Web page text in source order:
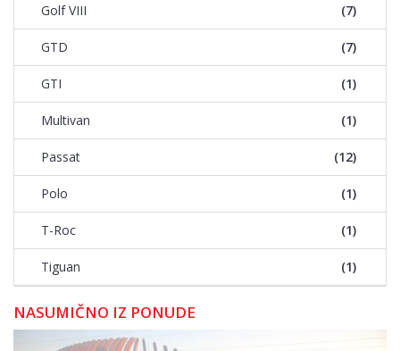
Golf VIII (7)
GTD (7)
GTI (1)
Multivan (1)
Passat (12)
Polo (1)
T-Roc (1)
Tiguan (1)
NASUMIČNO IZ PONUDE